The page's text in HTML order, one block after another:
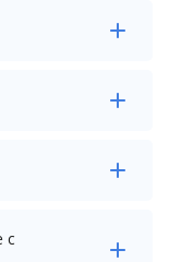
от 3000
на
услуга
с